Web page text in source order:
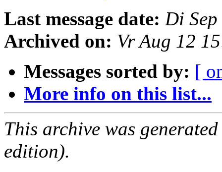
Last message date: Di
Archived on: Vr Aug 12
Messages sorted by: [
More info on this list...
This archive was
edition).